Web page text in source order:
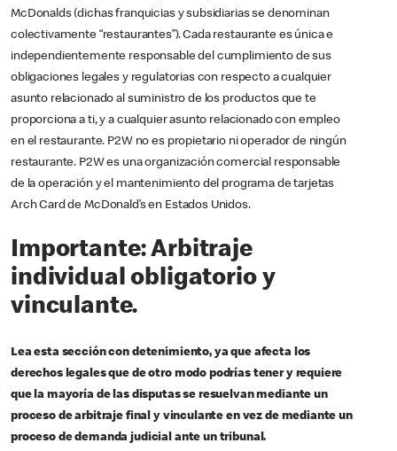
McDonalds (dichas franquicias y subsidiarias se denominan
colectivamente “restaurantes”). Cada restaurante es única e
independientemente responsable del cumplimiento de sus
obligaciones legales y regulatorias con respecto a cualquier
asunto relacionado al suministro de los productos que te
proporciona a ti, y a cualquier asunto relacionado con empleo
en el restaurante. P2W no es propietario ni operador de ningún
restaurante. P2W es una organización comercial responsable
de la operación y el mantenimiento del programa de tarjetas
Arch Card de McDonald’s en Estados Unidos.
Importante: Arbitraje
individual obligatorio y
vinculante.
Lea esta sección con detenimiento, ya que afecta los
derechos legales que de otro modo podrías tener y requiere
que la mayoría de las disputas se resuelvan mediante un
proceso de arbitraje final y vinculante en vez de mediante un
proceso de demanda judicial ante un tribunal.